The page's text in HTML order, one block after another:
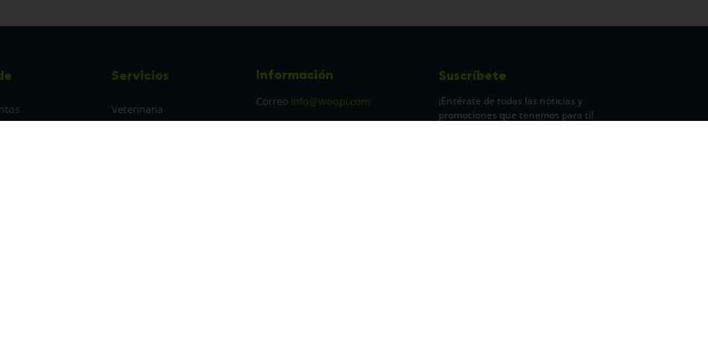
Servicios
Veterinaria
Información
Correo info@woopi.com
Suscríbete
¡Entérate de todas las noticias y
promociones que tenemos para ti!